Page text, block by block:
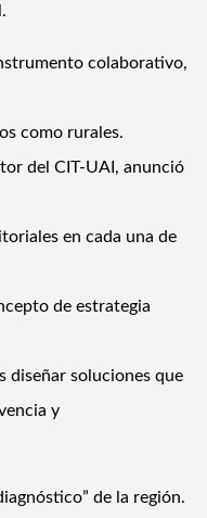
colaborativo,
como rurales.
del CIT-UAI, anunció
en cada una de
de estrategia
diseñar soluciones que
y
de la región.